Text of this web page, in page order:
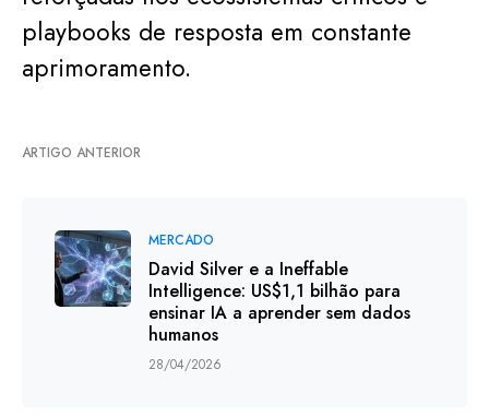
playbooks de resposta em constante
aprimoramento.
ARTIGO ANTERIOR
MERCADO
David Silver e a Ineffable
Intelligence: US$1,1 bilhão para
ensinar IA a aprender sem dados
humanos
28/04/2026